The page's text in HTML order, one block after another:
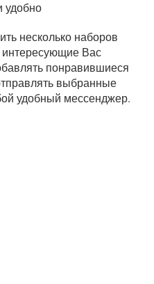
удобно
несколько наборов
интересующие Вас
понравившиеся
выбранные
удобный мессенджер.